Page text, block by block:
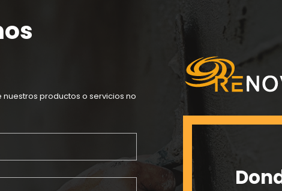
productos o servicios no